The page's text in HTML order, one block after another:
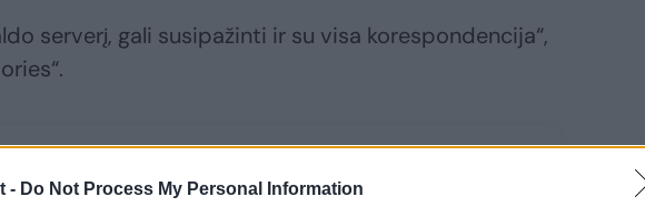
- Do Not Process My Personal Information
serverį, gali susipažinti ir su visa korespondencija“,